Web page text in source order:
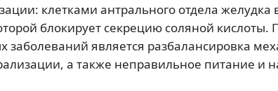
клетками антрального отдела желудка
блокирует секрецию соляной кислоты.
заболеваний является разбалансировка
а также неправильное питание и